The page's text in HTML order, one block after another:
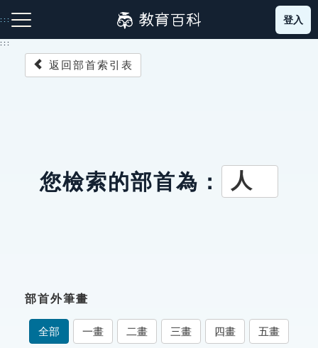
到
主
:::
成語故事
索引選單
登入
:::
返回部首索引表
您檢索的部首為： 人
部首外筆畫
全部 一畫 二畫 三畫 四畫 五畫